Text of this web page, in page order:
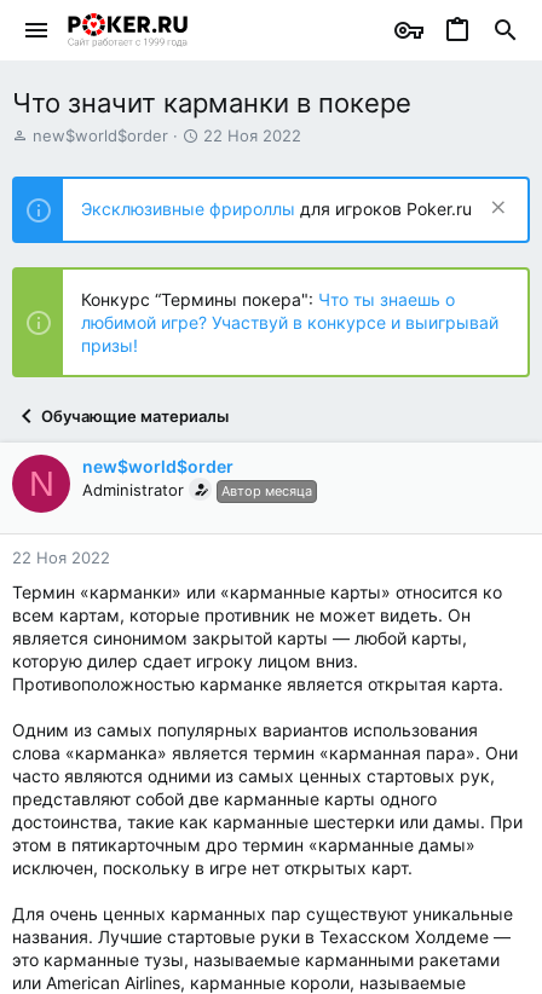
Что значит карманки в покере
А
т
о
р
т
е
ы
new$world$order
Д
т
н
а
ч
л
а
22 Ноя 2022
Эксклюзивные фрироллы для игроков Poker.ru
Конкурс “Термины покера": Что ты знаешь о
любимой игре? Участвуй в конкурсе и выигрывай
призы!
Обучающие материалы
N new$world$order
Administrator Автор месяца
22 Ноя 2022
Термин «карманки» или «карманные карты» относится ко
всем картам, которые противник не может видеть. Он
является синонимом закрытой карты — любой карты,
которую дилер сдает игроку лицом вниз.
Противоположностью карманке является открытая карта.
Одним из самых популярных вариантов использования
слова «карманка» является термин «карманная пара». Они
часто являются одними из самых ценных стартовых рук,
представляют собой две карманные карты одного
достоинства, такие как карманные шестерки или дамы. При
этом в пятикарточным дро термин «карманные дамы»
исключен, поскольку в игре нет открытых карт.
Для очень ценных карманных пар существуют уникальные
названия. Лучшие стартовые руки в Техасском Холдеме —
это карманные тузы, называемые карманными ракетами
или American Airlines, карманные короли, называемые